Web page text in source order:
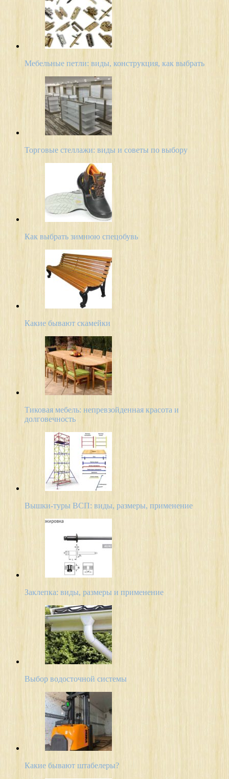
Мебельные петли: виды, конструкция, как выбрать
Торговые стеллажи: виды и советы по выбору
Как выбрать зимнюю спецобувь
Какие бывают скамейки
Тиковая мебель: непревзойденная красота и
долговечность
Вышки-туры ВСП: виды, размеры, применение
Заклепка: виды, размеры и применение
Выбор водосточной системы
Какие бывают штабелеры?